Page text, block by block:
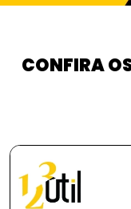
CONFIRA